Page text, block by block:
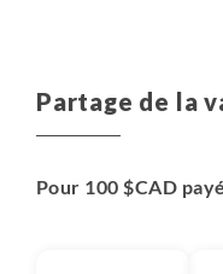
Partage de la
Pour 100 $CAD